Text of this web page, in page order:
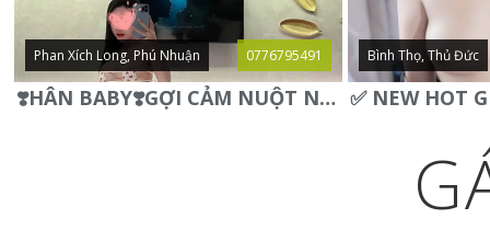
Phan Xích Long, Phú Nhuận 0776795491
❣️HÂN BABY❣️GỢI CẢM NUỘT NÀ DÁNG SON XINH XINH QUYẾN RŨ
Bình Thọ, Thủ Đức